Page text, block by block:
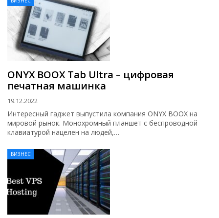
ONYX BOOX Tab Ultra – цифровая
печатная машинка
19.12.2022
Интересный гаджет выпустила компания ONYX BOOX на
мировой рынок. Монохромный планшет с беспроводной
клавиатурой нацелен на людей,…
БИЗНЕС